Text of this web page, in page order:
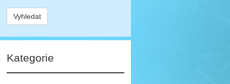
Vyhledat
Kategorie